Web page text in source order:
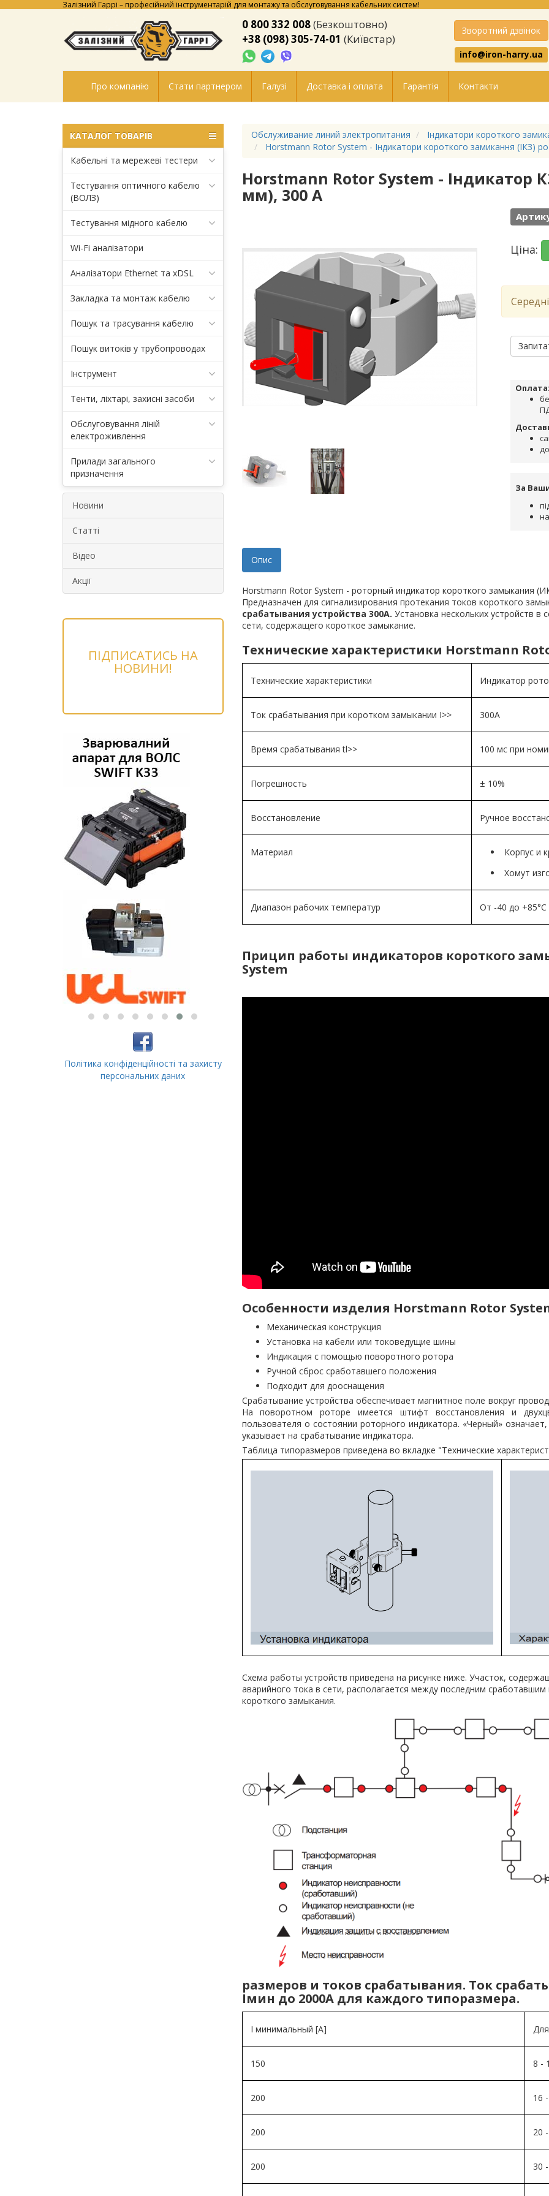
Залізний Гаррі – професійний інструментарій для монтажу та обслуговування кабельних систем!
0 800 332 008(Безкоштовно)
+38 (098) 305-74-01 (Київстар)
Зворотний дзвінок
info@iron-harry.ua
Про компанію Стати партнером Галузі Доставка і оплата Гарантія Контакти
КАТАЛОГ ТОВАРІВ
Кабельні та мережеві тестери
Тестування оптичного кабелю
(ВОЛЗ)
Тестування мідного кабелю
Wi-Fi аналізатори
Аналізатори Ethernet та xDSL
Закладка та монтаж кабелю
Пошук та трасування кабелю
Пошук витоків у трубопроводах
Інструмент
Тенти, ліхтарі, захисні засоби
Обслуговування ліній
електроживлення
Прилади загального
призначення
Новини
Статті
Відео
Акції
ПІДПИСАТИСЬ НА
НОВИНИ!
Політика конфіденційності та захисту
персональних даних
Обслуживание линий электропитания
Індикатори короткого
Horstmann Rotor System - Індикатори короткого замикання (ІКЗ)
Horstmann Rotor System - Індикатор
мм), 300 А
Ціна:
За
Опис
Horstmann Rotor System - роторный индикатор короткого замыкания
Предназначен для сигнализирования протекания токов короткого
срабатывания устройства 300А. Установка нескольких устройств в
сети, содержащего короткое замыкание.
Технические характеристики Horstmann
Технические характеристики Индикатор
Ток срабатывания при коротком замыкании I>> 300А
Время срабатывания tl>> 100 мс при
Погрешность ± 10%
Восстановление Ручное
Материал
Корпус и
Хомут
Диапазон рабочих температур От -40 до +85°C
Прицип работы индикаторов короткого
System
Особенности изделия Horstmann Rotor
Механическая конструкция
Установка на кабели или токоведущие шины
Индикация с помощью поворотного ротора
Ручной сброс сработавшего положения
Подходит для дооснащения
Срабатывание устройства обеспечивает магнитное поле вокруг
На поворотном роторе имеется штифт восстановления и
пользователя о состоянии роторного индикатора. «Черный»
указывает на срабатывание индикатора.
Таблица типоразмеров приведена во вкладке "Технические
Схема работы устройств приведена на рисунке ниже. Участок,
аварийного тока в сети, располагается между последним
короткого замыкания.
размеров и токов срабатывания. Ток
Iмин до 2000А для каждого типоразмера.
I минимальный [A]
150 8 -
200 16
200 20
200 30